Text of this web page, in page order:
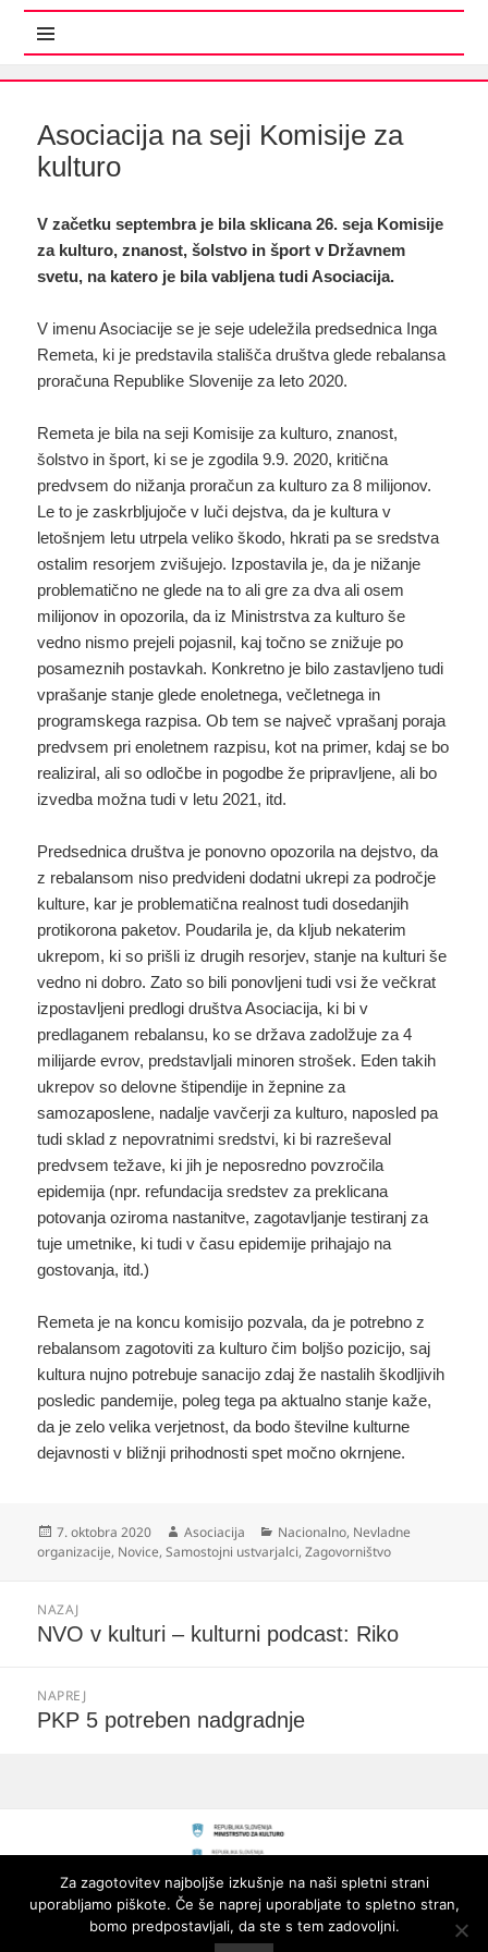
Asociacija na seji Komisije za
kulturo
V začetku septembra je bila sklicana 26. seja Komisije
za kulturo, znanost, šolstvo in šport v Državnem
svetu, na katero je bila vabljena tudi Asociacija.
V imenu Asociacije se je seje udeležila predsednica Inga
Remeta, ki je predstavila stališča društva glede rebalansa
proračuna Republike Slovenije za leto 2020.
Remeta je bila na seji Komisije za kulturo, znanost,
šolstvo in šport, ki se je zgodila 9.9. 2020, kritična
predvsem do nižanja proračun za kulturo za 8 milijonov.
Le to je zaskrbljujoče v luči dejstva, da je kultura v
letošnjem letu utrpela veliko škodo, hkrati pa se sredstva
ostalim resorjem zvišujejo. Izpostavila je, da je nižanje
problematično ne glede na to ali gre za dva ali osem
milijonov in opozorila, da iz Ministrstva za kulturo še
vedno nismo prejeli pojasnil, kaj točno se znižuje po
posameznih postavkah. Konkretno je bilo zastavljeno tudi
vprašanje stanje glede enoletnega, večletnega in
programskega razpisa. Ob tem se največ vprašanj poraja
predvsem pri enoletnem razpisu, kot na primer, kdaj se bo
realiziral, ali so odločbe in pogodbe že pripravljene, ali bo
izvedba možna tudi v letu 2021, itd.
Predsednica društva je ponovno opozorila na dejstvo, da
z rebalansom niso predvideni dodatni ukrepi za področje
kulture, kar je problematična realnost tudi dosedanjih
protikorona paketov. Poudarila je, da kljub nekaterim
ukrepom, ki so prišli iz drugih resorjev, stanje na kulturi še
vedno ni dobro. Zato so bili ponovljeni tudi vsi že večkrat
izpostavljeni predlogi društva Asociacija, ki bi v
predlaganem rebalansu, ko se država zadolžuje za 4
milijarde evrov, predstavljali minoren strošek. Eden takih
ukrepov so delovne štipendije in žepnine za
samozaposlene, nadalje vavčerji za kulturo, naposled pa
tudi sklad z nepovratnimi sredstvi, ki bi razreševal
predvsem težave, ki jih je neposredno povzročila
epidemija (npr. refundacija sredstev za preklicana
potovanja oziroma nastanitve, zagotavljanje testiranj za
tuje umetnike, ki tudi v času epidemije prihajajo na
gostovanja, itd.)
Remeta je na koncu komisijo pozvala, da je potrebno z
rebalansom zagotoviti za kulturo čim boljšo pozicijo, saj
kultura nujno potrebuje sanacijo zdaj že nastalih škodljivih
posledic pandemije, poleg tega pa aktualno stanje kaže,
da je zelo velika verjetnost, da bodo številne kulturne
dejavnosti v bližnji prihodnosti spet močno okrnjene.
Objavljeno
dne
7. oktobra 2020 Avtor
Asociacija Kategorije
Nacionalno, Nevladne
organizacije, Novice,Samostojni ustvarjalci,Zagovorništvo
prispevka
NAZAJ
Prejšnji
NVO v kulturi – kulturni podcast: Riko
NAPREJ
Naslednji
PKP 5 potreben nadgradnje
Za zagotovitev najboljše izkušnje na naši spletni strani
uporabljamo piškote. Če še naprej uporabljate to spletno stran,
bomo predpostavljali, da ste s tem zadovoljni.